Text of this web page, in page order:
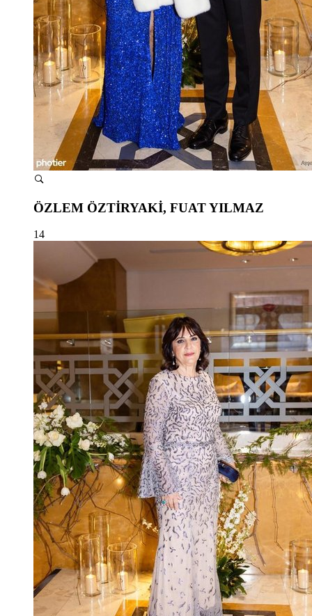
ÖZLEM ÖZTİRYAKİ, FUAT YILMAZ
14